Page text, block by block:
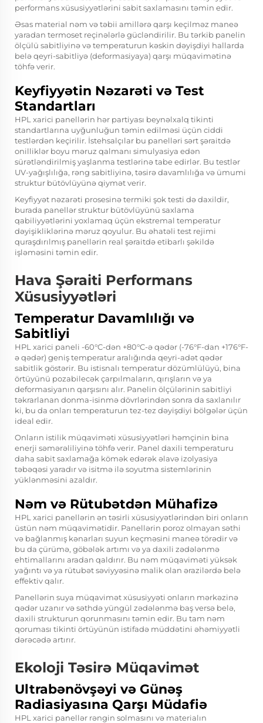
performans xüsusiyyətlərini sabit saxlamasını təmin edir.
Əsas material nəm və təbii amillərə qarşı keçilməz maneə
yaradan termoset reçinələrlə gücləndirilir. Bu tərkib panelin
ölçülü sabitliyinə və temperaturun kəskin dəyişdiyi hallarda
belə qeyri-sabitliyə (deformasiyaya) qarşı müqavimətinə
töhfə verir.
Keyfiyyətin Nəzarəti və Test
Standartları
HPL xarici panellərin hər partiyası beynəlxalq tikinti
standartlarına uyğunluğun təmin edilməsi üçün ciddi
testlərdən keçirilir. İstehsalçılar bu panelləri sərt şəraitdə
onilliklər boyu məruz qalmanı simulyasiya edən
sürətləndirilmiş yaşlanma testlərinə tabe edirlər. Bu testlər
UV-yağışlılığa, rəng sabitliyinə, təsirə davamlılığa və ümumi
struktur bütövlüyünə qiymət verir.
Keyfiyyət nəzarəti prosesinə termiki şok testi də daxildir,
burada panellər struktur bütövlüyünü saxlama
qabiliyyətlərini yoxlamaq üçün ekstremal temperatur
dəyişikliklərinə məruz qoyulur. Bu əhatəli test rejimi
quraşdırılmış panellərin real şəraitdə etibarlı şəkildə
işləməsini təmin edir.
Hava Şəraiti Performans
Xüsusiyyətləri
Temperatur Davamlılığı və
Sabitliyi
HPL xarici paneli -60°C-dən +80°C-ə qədər (-76°F-dan +176°F-
ə qədər) geniş temperatur aralığında qeyri-adət qədər
sabitlik göstərir. Bu istisnalı temperatur dözümlülüyü, bina
örtüyünü pozabilecək çarpılmaların, qırışların və ya
deformasiyanın qarşısını alır. Panelin ölçülərinin sabitliyi
təkrarlanan donma-isinmə dövrlərindən sonra da saxlanılır
ki, bu da onları temperaturun tez-tez dəyişdiyi bölgələr üçün
ideal edir.
Onların istilik müqaviməti xüsusiyyətləri həmçinin bina
enerji səmərəliliyinə töhfə verir. Panel daxili temperaturu
daha sabit saxlamağa kömək edərək əlavə izolyasiya
təbəqəsi yaradır və isitmə ilə soyutma sistemlərinin
yüklənməsini azaldır.
Nəm və Rütubətdən Mühafizə
HPL xarici panellərin ən təsirli xüsusiyyətlərindən biri onların
üstün nəm müqavimətidir. Panellərin poroz olmayan səthi
və bağlanmış kənarları suyun keçməsini maneə törədir və
bu da çürümə, göbələk artımı və ya daxili zədələnmə
ehtimallarını aradan qaldırır. Bu nəm müqaviməti yüksək
yağıntı və ya rütubət səviyyəsinə malik olan ərazilərdə belə
effektiv qalır.
Panellərin suya müqavimət xüsusiyyəti onların mərkəzinə
qədər uzanır və səthdə yüngül zədələnmə baş versə belə,
daxili strukturun qorunmasını təmin edir. Bu tam nəm
qoruması tikinti örtüyünün istifadə müddətini əhəmiyyətli
dərəcədə artırır.
Ekoloji Təsirə Müqavimət
Ultrabənövşəyi və Günəş
Radiasiyasına Qarşı Müdafiə
HPL xarici panellər rəngin solmasını və materialın